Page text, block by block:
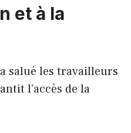
et à la
salué les travailleurs
l’accès de la